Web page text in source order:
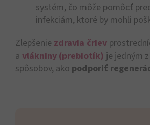
systém, čo môže pomôcť
infekciám, ktoré by mohli
Zlepšenie zdravia čriev
a vlákniny (prebiotík) je jedným
spôsobov, ako podporiť